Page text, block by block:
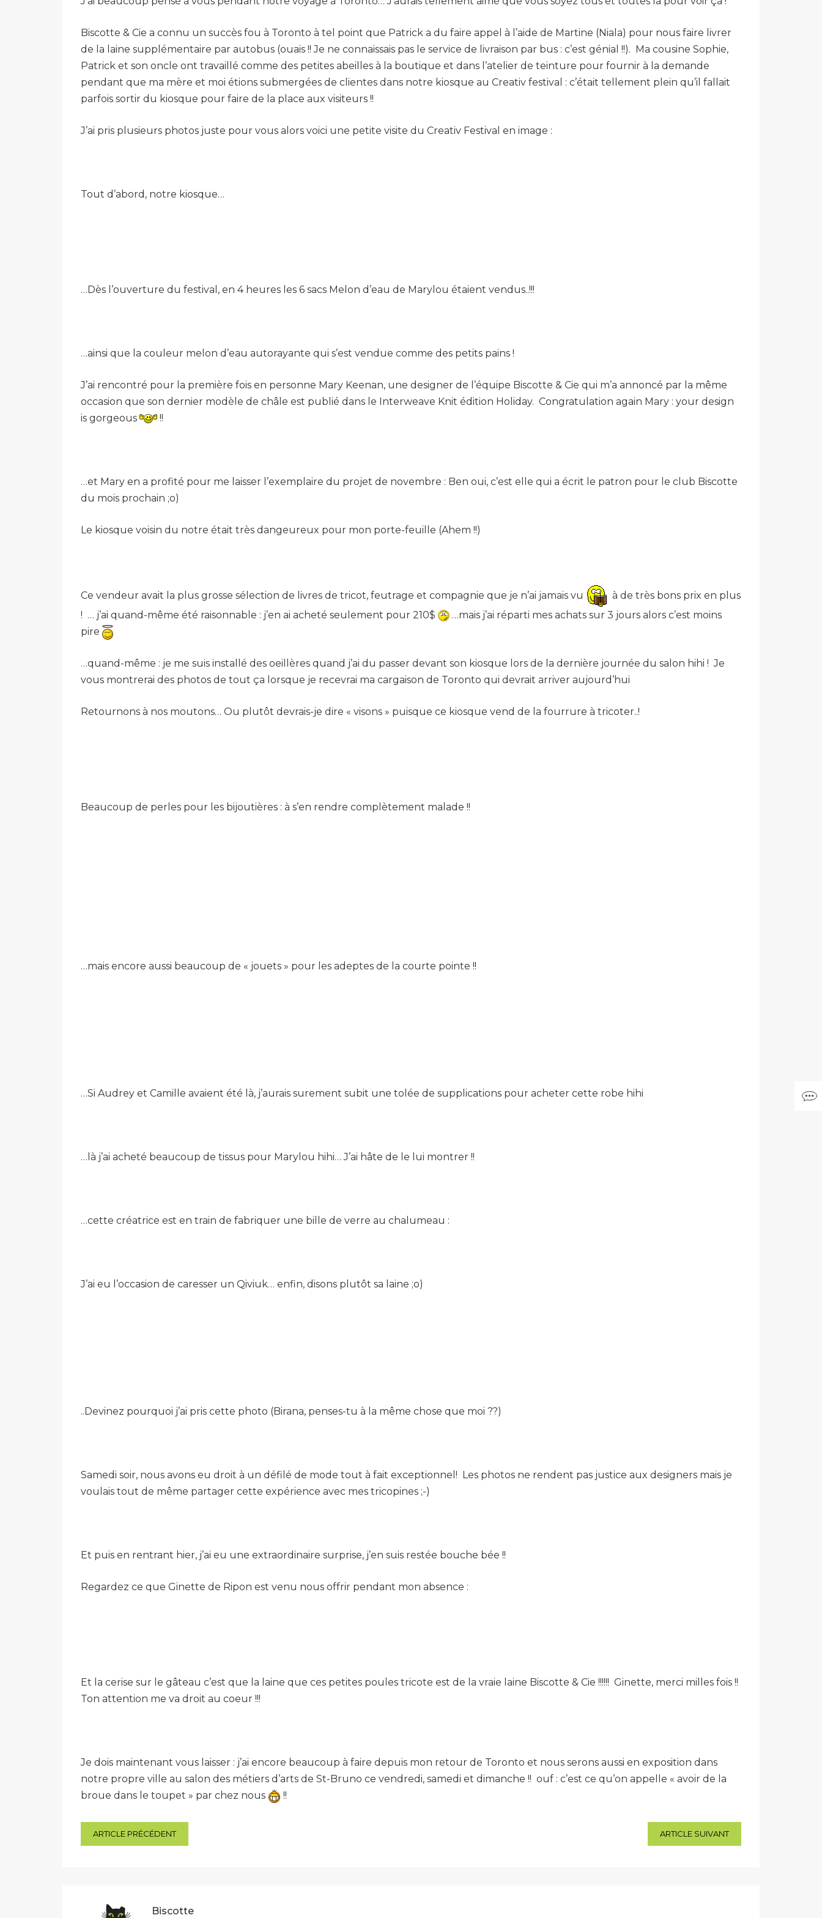
Biscotte & Cie a connu un succès fou à Toronto à tel point que Patrick a du faire appel à l’aide de Martine (Niala) pour nous faire livrer
de la laine supplémentaire par autobus (ouais !! Je ne connaissais pas le service de livraison par bus : c’est génial !!). Ma cousine Sophie,
Patrick et son oncle ont travaillé comme des petites abeilles à la boutique et dans l’atelier de teinture pour fournir à la demande
pendant que ma mère et moi étions submergées de clientes dans notre kiosque au Creativ festival : c’était tellement plein qu’il fallait
parfois sortir du kiosque pour faire de la place aux visiteurs !!
J’ai pris plusieurs photos juste pour vous alors voici une petite visite du Creativ Festival en image :
Tout d’abord, notre kiosque…
…Dès l’ouverture du festival, en 4 heures les 6 sacs Melon d’eau de Marylou étaient vendus..!!!
…ainsi que la couleur melon d’eau autorayante qui s’est vendue comme des petits pains !
J’ai rencontré pour la première fois en personne Mary Keenan, une designer de l’équipe Biscotte & Cie qui m’a annoncé par la même
occasion que son dernier modèle de châle est publié dans le Interweave Knit édition Holiday. Congratulation again Mary : your design
is gorgeous
!!
…et Mary en a profité pour me laisser l’exemplaire du projet de novembre : Ben oui, c’est elle qui a écrit le patron pour le club Biscotte
du mois prochain ;o)
Le kiosque voisin du notre était très dangeureux pour mon porte-feuille (Ahem !!)
Ce vendeur avait la plus grosse sélection de livres de tricot, feutrage et compagnie que je n’ai jamais vu
à de très bons prix en plus
! … j’ai quand-même été raisonnable : j’en ai acheté seulement pour 210$
…mais j’ai réparti mes achats sur 3 jours alors c’est moins
pire
…quand-même : je me suis installé des oeillères quand j’ai du passer devant son kiosque lors de la dernière journée du salon hihi ! Je
vous montrerai des photos de tout ça lorsque je recevrai ma cargaison de Toronto qui devrait arriver aujourd’hui
Retournons à nos moutons… Ou plutôt devrais-je dire « visons » puisque ce kiosque vend de la fourrure à tricoter..!
Beaucoup de perles pour les bijoutières : à s’en rendre complètement malade !!
…mais encore aussi beaucoup de « jouets » pour les adeptes de la courte pointe !!
…Si Audrey et Camille avaient été là, j’aurais surement subit une tolée de supplications pour acheter cette robe hihi
…là j’ai acheté beaucoup de tissus pour Marylou hihi… J’ai hâte de le lui montrer !!
…cette créatrice est en train de fabriquer une bille de verre au chalumeau :
J’ai eu l’occasion de caresser un Qiviuk… enfin, disons plutôt sa laine ;o)
..Devinez pourquoi j’ai pris cette photo (Birana, penses-tu à la même chose que moi ??)
Samedi soir, nous avons eu droit à un défilé de mode tout à fait exceptionnel! Les photos ne rendent pas justice aux designers mais je
voulais tout de même partager cette expérience avec mes tricopines ;-)
Et puis en rentrant hier, j’ai eu une extraordinaire surprise, j’en suis restée bouche bée !!
Regardez ce que Ginette de Ripon est venu nous offrir pendant mon absence :
Et la cerise sur le gâteau c’est que la laine que ces petites poules tricote est de la vraie laine Biscotte & Cie !!!!!! Ginette, merci milles fois !!
Ton attention me va droit au coeur !!!
Je dois maintenant vous laisser : j’ai encore beaucoup à faire depuis mon retour de Toronto et nous serons aussi en exposition dans
notre propre ville au salon des métiers d’arts de St-Bruno ce vendredi, samedi et dimanche !! ouf : c’est ce qu’on appelle « avoir de la
broue dans le toupet » par chez nous
!!
Navigation
ARTICLE PRÉCÉDENT ARTICLE SUIVANT
Biscotte